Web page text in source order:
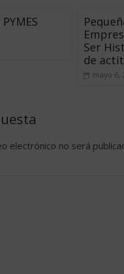
Ser
de
mayo 6,
electrónico no será